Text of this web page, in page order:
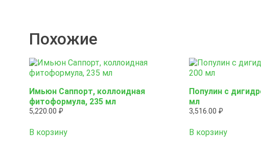
Похожие
Имьюн Саппорт, коллоидная
фитоформула, 235 мл
5,220.00 ₽
В корзину
Популин с
мл
3,516.00 ₽
В корзину